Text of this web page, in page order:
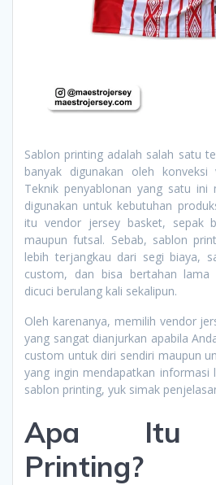
Sablon printing adalah salah satu
banyak digunakan oleh
Teknik penyablonan yang satu ini
digunakan untuk kebutuhan
itu vendor jersey basket, sepak
maupun futsal. Sebab, sablon
lebih terjangkau dari segi biaya,
custom, dan bisa bertahan lama
dicuci berulang kali sekalipun.
Oleh karenanya, memilih vendor
yang sangat dianjurkan apabila
custom untuk diri sendiri maupun
yang ingin mendapatkan informasi
sablon printing, yuk simak
Apa Itu
Printing?